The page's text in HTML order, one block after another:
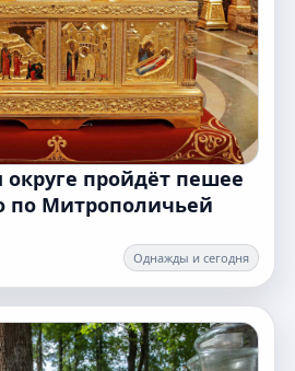
пройдёт пешее
по Митрополичьей
Однажды и сегодня